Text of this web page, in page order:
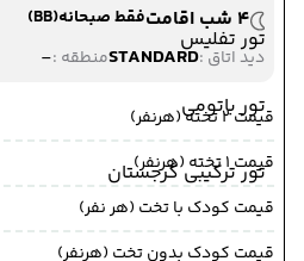
تور تفلیس
تور باتومی
تور ترکیبی گرجستان
4 شب اقامت
فقط صبحانه(BB)
دید اتاق :STANDARDمنطقه :-
قیمت 2 تخته (هرنفر)
قیمت 1 تخته (هرنفر)
قیمت کودک با تخت (هر نفر)
قیمت کودک بدون تخت (هرنفر)